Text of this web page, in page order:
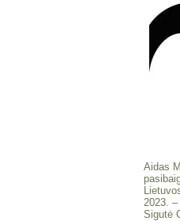
Aidas
2023.
Sigutė